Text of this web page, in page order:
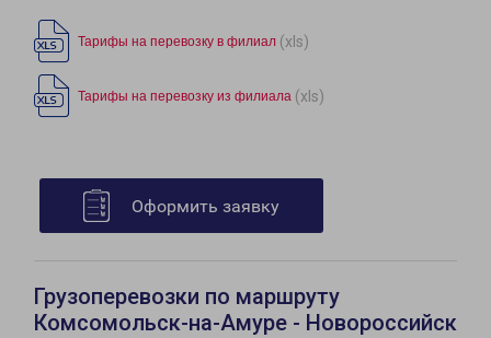
Тарифы на перевозку в филиал (xls)
Тарифы на перевозку из филиала (xls)
Оформить заявку
Грузоперевозки по маршруту
Комсомольск-на-Амуре - Новороссийск